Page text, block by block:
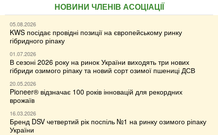
НОВИНИ ЧЛЕНІВ АСОЦІАЦІЇ
05.08.2026
KWS посідає провідні позиції на європейському ринку
гібридного ріпаку
01.07.2026
В сезоні 2026 року на ринок України виходять три нових
гібриди озимого ріпаку та новий сорт озимої пшениці ДСВ
20.05.2026
Pioneer® відзначає 100 років інновацій для рекордних
врожаїв
16.03.2026
Бренд DSV четвертий рік поспіль №1 на ринку озимого ріпаку
України